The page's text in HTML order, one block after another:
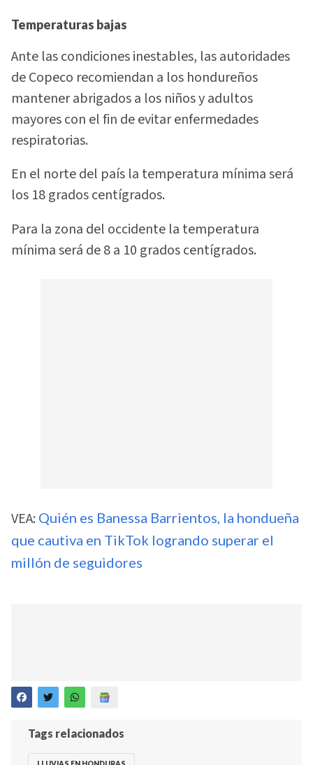
Temperaturas bajas
Ante las condiciones inestables, las autoridades
de Copeco recomiendan a los hondureños
mantener abrigados a los niños y adultos
mayores con el fin de evitar enfermedades
respiratorias.
En el norte del país la temperatura mínima será
los 18 grados centígrados.
Para la zona del occidente la temperatura
mínima será de 8 a 10 grados centígrados.
VEA: Quién es Banessa Barrientos, la hondueña
que cautiva en TikTok logrando superar el
millón de seguidores
Tags relacionados